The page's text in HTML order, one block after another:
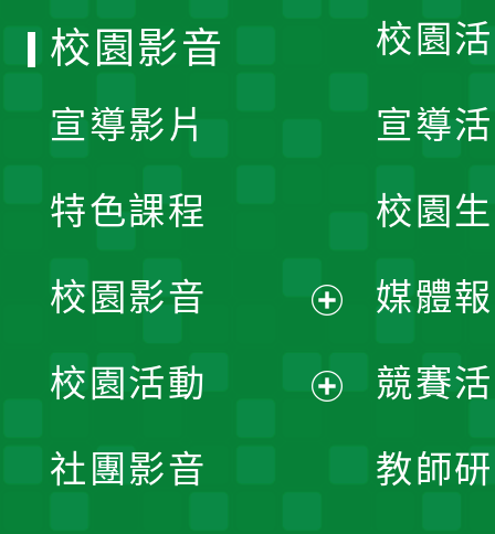
校園
宣導
校園
媒體
競賽
教師
校園影音
宣導影片
特色課程
校園影音
開
校園活動
社團影音